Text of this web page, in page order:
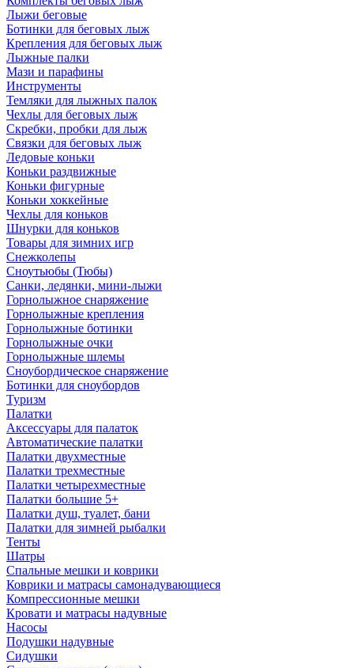
Лыжи беговые
Ботинки для беговых лыж
Крепления для беговых лыж
Лыжные палки
Мази и парафины
Инструменты
Темляки для лыжных палок
Чехлы для беговых лыж
Скребки, пробки для лыж
Связки для беговых лыж
Ледовые коньки
Коньки раздвижные
Коньки фигурные
Коньки хоккейные
Чехлы для коньков
Шнурки для коньков
Товары для зимних игр
Снежколепы
Сноутьюбы (Тюбы)
Санки, ледянки, мини-лыжи
Горнолыжное снаряжение
Горнолыжные крепления
Горнолыжные ботинки
Горнолыжные очки
Горнолыжные шлемы
Сноубордическое снаряжение
Ботинки для сноубордов
Туризм
Палатки
Аксессуары для палаток
Автоматические палатки
Палатки двухместные
Палатки трехместные
Палатки четырехместные
Палатки большие 5+
Палатки душ, туалет, бани
Палатки для зимней рыбалки
Тенты
Шатры
Спальные мешки и коврики
Коврики и матрасы самонадувающиеся
Компрессионные мешки
Кровати и матрасы надувные
Насосы
Подушки надувные
Сидушки